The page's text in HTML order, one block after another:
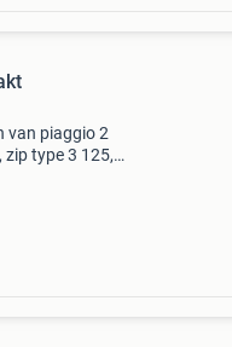
van piaggio 2